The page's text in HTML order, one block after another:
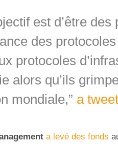
est d’être
des
protocoles
alors qu’ils
mondiale,” a
a levé des fonds